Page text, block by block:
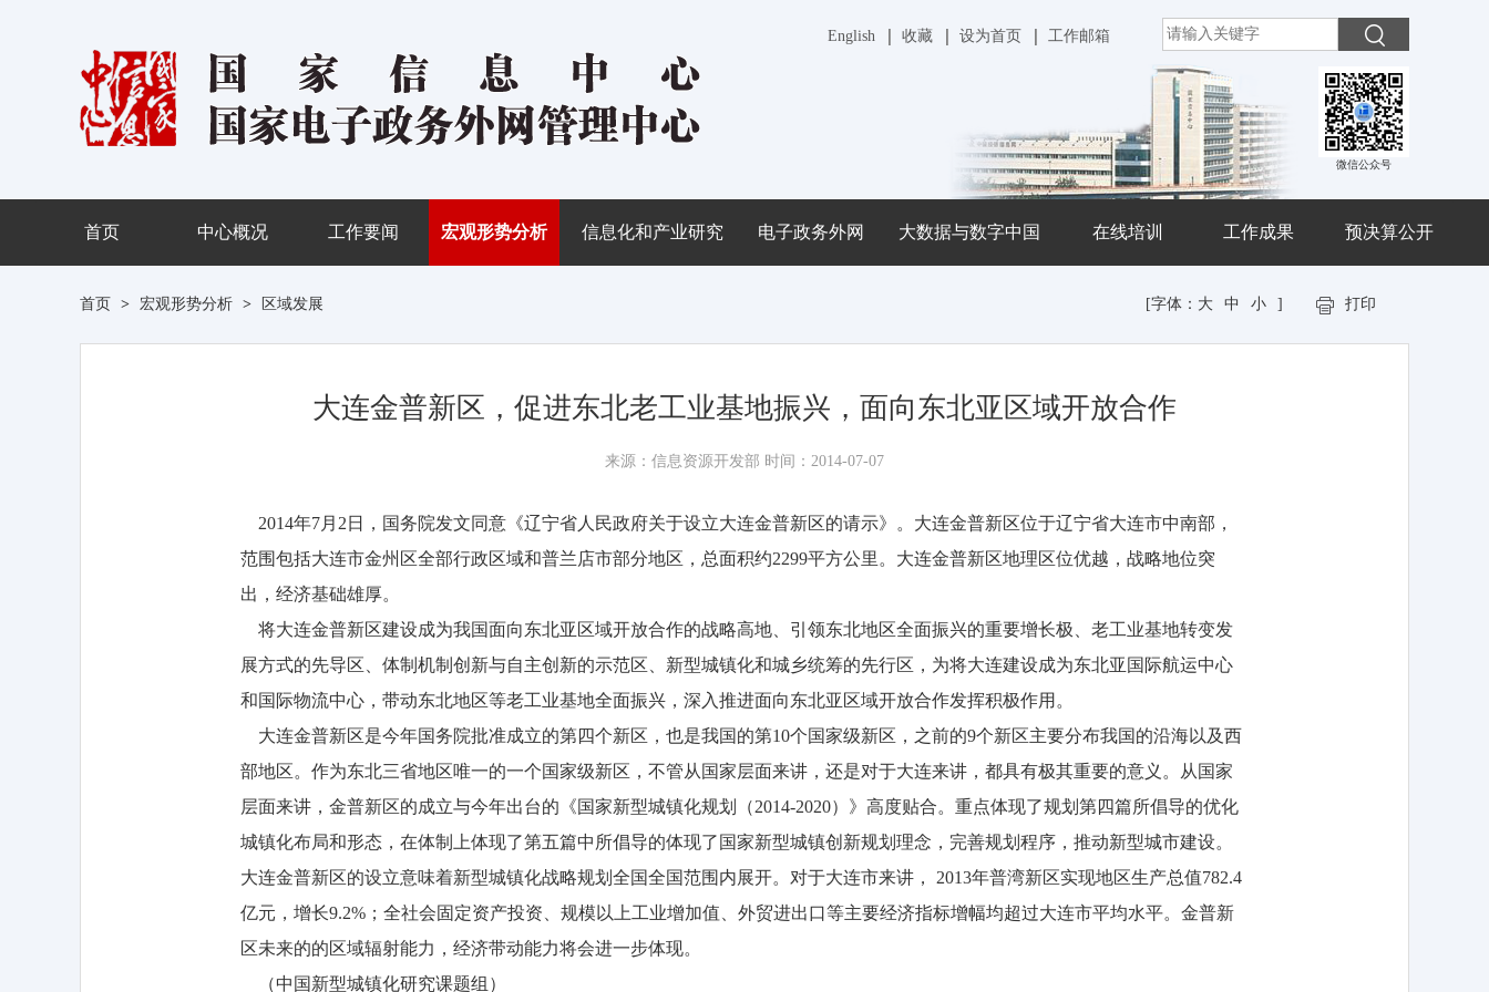
English 收藏 设为首页 工作邮箱
微信公众号
首页 中心概况 工作要闻 宏观形势分析 信息化和产业研究 电子政务外网 大数据与数字中国 在线培训 工作成果 预决算公开
首页 > 宏观形势分析 > 区域发展 [字体： 大 中 小 ] 打印
大连金普新区，促进东北老工业基地振兴，面向东北亚区域开放合作
来源：信息资源开发部 时间：2014-07-07
2014年7月2日，国务院发文同意《辽宁省人民政府关于设立大连金普新区的请示》。大连金普新区位于辽宁省大连市中南部，
范围包括大连市金州区全部行政区域和普兰店市部分地区，总面积约2299平方公里。大连金普新区地理区位优越，战略地位突
出，经济基础雄厚。
将大连金普新区建设成为我国面向东北亚区域开放合作的战略高地、引领东北地区全面振兴的重要增长极、老工业基地转变发
展方式的先导区、体制机制创新与自主创新的示范区、新型城镇化和城乡统筹的先行区，为将大连建设成为东北亚国际航运中心
和国际物流中心，带动东北地区等老工业基地全面振兴，深入推进面向东北亚区域开放合作发挥积极作用。
大连金普新区是今年国务院批准成立的第四个新区，也是我国的第10个国家级新区，之前的9个新区主要分布我国的沿海以及西
部地区。作为东北三省地区唯一的一个国家级新区，不管从国家层面来讲，还是对于大连来讲，都具有极其重要的意义。从国家
层面来讲，金普新区的成立与今年出台的《国家新型城镇化规划（2014-2020）》高度贴合。重点体现了规划第四篇所倡导的优化
城镇化布局和形态，在体制上体现了第五篇中所倡导的体现了国家新型城镇创新规划理念，完善规划程序，推动新型城市建设。
大连金普新区的设立意味着新型城镇化战略规划全国全国范围内展开。对于大连市来讲， 2013年普湾新区实现地区生产总值782.4
亿元，增长9.2%；全社会固定资产投资、规模以上工业增加值、外贸进出口等主要经济指标增幅均超过大连市平均水平。金普新
区未来的的区域辐射能力，经济带动能力将会进一步体现。
（中国新型城镇化研究课题组）